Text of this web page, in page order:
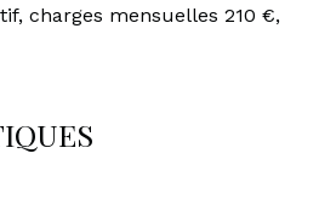
charges mensuelles 210 €,